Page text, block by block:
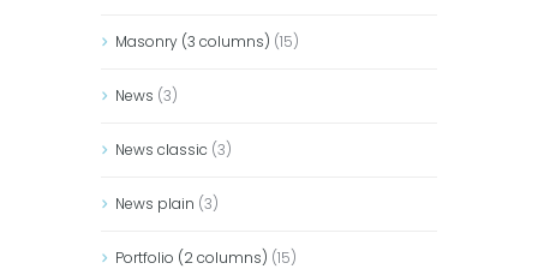
Masonry (3 columns) (15)
News (3)
News classic (3)
News plain (3)
Portfolio (2 columns) (15)